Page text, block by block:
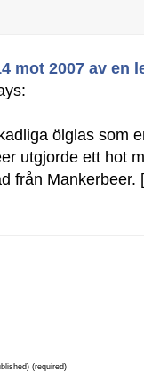
mot 2007 av en
ölglas som
utgjorde ett hot
från
(required)